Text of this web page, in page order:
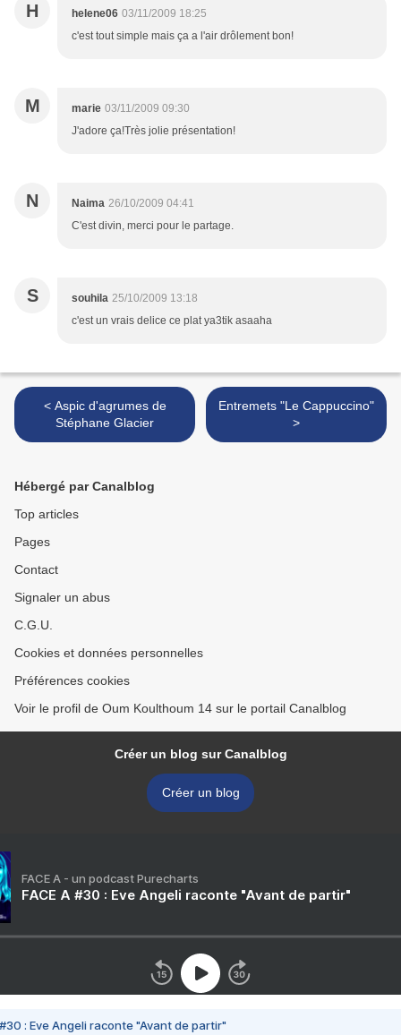
H helene06 03/11/2009 18:25
c'est tout simple mais ça a l'air drôlement bon!
M marie 03/11/2009 09:30
J'adore ça!Très jolie présentation!
N Naima 26/10/2009 04:41
C'est divin, merci pour le partage.
S souhila 25/10/2009 13:18
c'est un vrais delice ce plat ya3tik asaaha
< Aspic d'agrumes de
Stéphane Glacier
Entremets "Le Cappuccino"
>
Hébergé par Canalblog
Top articles
Pages
Contact
Signaler un abus
C.G.U.
Cookies et données personnelles
Préférences cookies
Voir le profil de Oum Koulthoum 14 sur le portail Canalblog
Créer un blog sur Canalblog
Créer un blog
FACE A - un podcast Purecharts
FACE A #30 : Eve Angeli raconte "Avant de partir"
#30 : Eve Angeli raconte "Avant de partir"